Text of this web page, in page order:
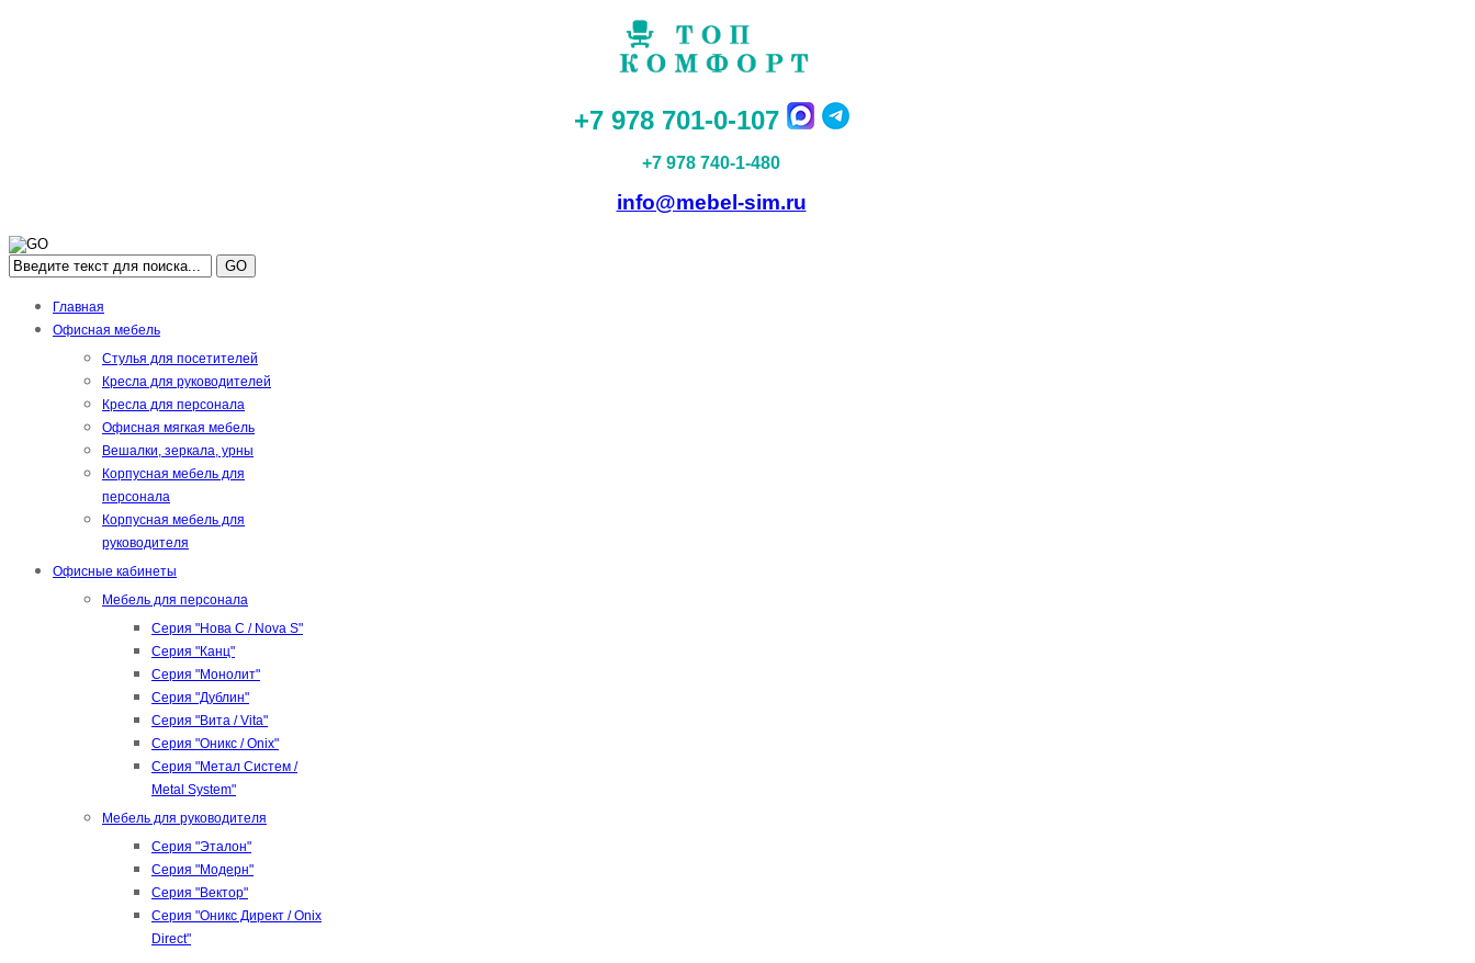
+7 978 701-0-107
+7 978 740-1-480
info@mebel-sim.ru
GO
Главная
Офисная мебель
Стулья для посетителей
Кресла для руководителей
Кресла для персонала
Офисная мягкая мебель
Вешалки, зеркала, урны
Корпусная мебель для
персонала
Корпусная мебель для
руководителя
Офисные кабинеты
Мебель для персонала
Серия "Нова С / Nova S"
Серия "Канц"
Серия "Монолит"
Серия "Дублин"
Серия "Вита / Vita"
Серия "Оникс / Onix"
Серия "Метал Систем /
Metal System"
Мебель для руководителя
Серия "Эталон"
Серия "Модерн"
Серия "Вектор"
Серия "Оникс Директ / Onix
Direct"